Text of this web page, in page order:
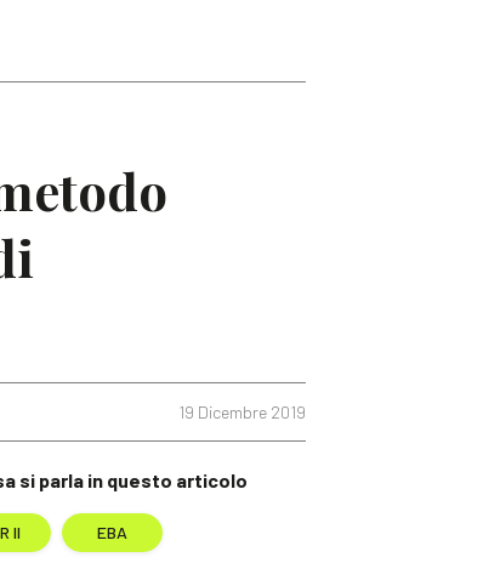
19 Dicembre 2019
si parla in questo articolo
II EBA